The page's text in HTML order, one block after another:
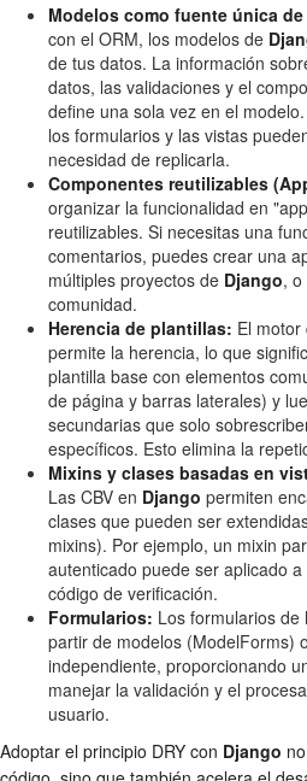
Modelos como fuente única
con el ORM, los modelos de
de tus datos. La información
datos, las validaciones y el
define una sola vez en el
los formularios y las vistas
necesidad de replicarla.
Componentes reutilizables
organizar la funcionalidad en
reutilizables. Si necesitas una
comentarios, puedes crear una
múltiples proyectos de Django,
comunidad.
Herencia de plantillas: El motor
permite la herencia, lo que
plantilla base con elementos
de página y barras laterales) y
secundarias que solo
específicos. Esto elimina la
Mixins y clases basadas en
Las CBV en Django permiten
clases que pueden ser
mixins). Por ejemplo, un mixin
autenticado puede ser aplicado
código de verificación.
Formularios: Los formularios de
partir de modelos (ModelForms)
independiente, proporcionando
manejar la validación y el
usuario.
Adoptar el principio DRY con Django